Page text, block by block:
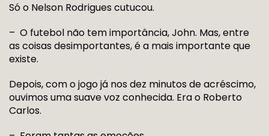
Só o Nelson Rodrigues cutucou.
– O futebol não tem importância, John. Mas, entre
as coisas desimportantes, é a mais importante que
existe.
Depois, com o jogo já nos dez minutos de acréscimo,
ouvimos uma suave voz conhecida. Era o Roberto
Carlos.